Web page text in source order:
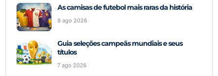
As camisas de futebol mais raras da história
8 ago 2026
Guia seleções campeãs mundiais e seus
títulos
7 ago 2026